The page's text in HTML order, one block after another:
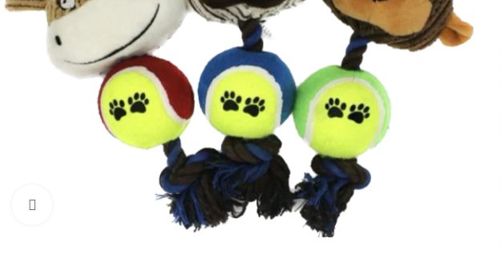
Haga clic para ampliar